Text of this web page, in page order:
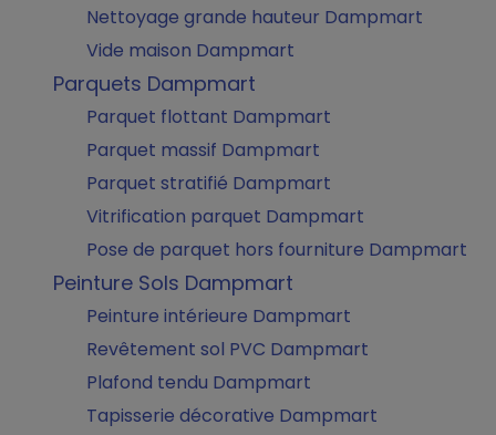
Nettoyage grande hauteur Dampmart
Vide maison Dampmart
Parquets Dampmart
Parquet flottant Dampmart
Parquet massif Dampmart
Parquet stratifié Dampmart
Vitrification parquet Dampmart
Pose de parquet hors fourniture Dampmart
Peinture Sols Dampmart
Peinture intérieure Dampmart
Revêtement sol PVC Dampmart
Plafond tendu Dampmart
Tapisserie décorative Dampmart